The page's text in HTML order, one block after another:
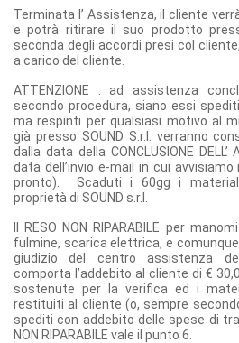
Terminata l’ Assistenza, il cliente
e potrà ritirare il suo prodotto
seconda degli accordi presi col
a carico del cliente.
ATTENZIONE : ad assistenza
secondo procedura, siano essi
ma respinti per qualsiasi motivo al
già presso SOUND S.r.l. verranno
dalla data della CONCLUSIONE
data dell’invio e-mail in cui
pronto). Scaduti i 60gg i
proprietà di SOUND s.r.l.
Il RESO NON RIPARABILE per
fulmine, scarica elettrica, e
giudizio del centro assistenza
comporta l’addebito al cliente di €
sostenute per la verifica ed i
restituiti al cliente (o, sempre
spediti con addebito delle spese di
NON RIPARABILE vale il punto 6.